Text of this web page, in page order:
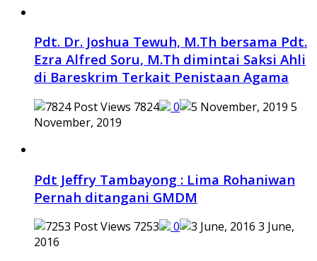
Pdt. Dr. Joshua Tewuh, M.Th bersama Pdt.
Ezra Alfred Soru, M.Th dimintai Saksi Ahli
di Bareskrim Terkait Penistaan Agama
7824 0
5
November, 2019
Pdt Jeffry Tambayong : Lima Rohaniwan
Pernah ditangani GMDM
7253 0
3 June,
2016